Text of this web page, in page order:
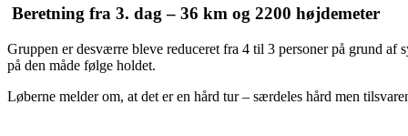
Beretning fra 3. dag – 36 km og 2200 højdemeter
Gruppen er desværre bleve reduceret fra 4 til 3 personer på grund af
på den måde følge holdet.
Løberne melder om, at det er en hård tur – særdeles hård men